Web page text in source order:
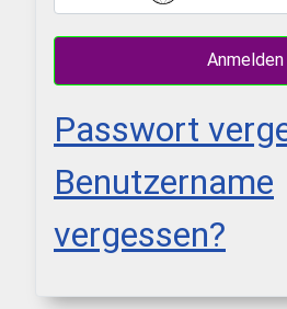
Anmelden
Passwort
Benutzername
vergessen?